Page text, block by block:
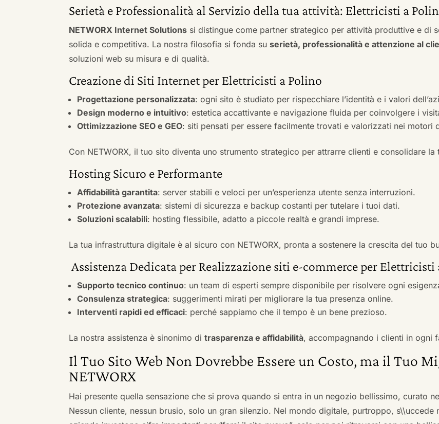
Serietà e Professionalità al Servizio della tua attività: Elettricisti a
NETWORX Internet Solutions si distingue come partner strategico per attività produttive e di
solida e competitiva. La nostra filosofia si fonda suserietà, professionalità e attenzione al
soluzioni web su misura e di qualità.
Creazione di Siti Internet per Elettricisti a Polino
Progettazione personalizzata: ogni sito è studiato per rispecchiare l’identità e i valori
Design moderno e intuitivo: estetica accattivante e navigazione fluida per coinvolgere i
Ottimizzazione SEO e GEO: siti pensati per essere facilmente trovati e valorizzati nei motori
Con NETWORX, il tuo sito diventa uno strumento strategico per attrarre clienti e consolidare la
Hosting Sicuro e Performante
Affidabilità garantita: server stabili e veloci per un’esperienza utente senza interruzioni.
Protezione avanzata: sistemi di sicurezza e backup costanti per tutelare i tuoi dati.
Soluzioni scalabili: hosting flessibile, adatto a piccole realtà e grandi imprese.
La tua infrastruttura digitale è al sicuro con NETWORX, pronta a sostenere la crescita del tuo
Assistenza Dedicata per Realizzazione siti e-commerce per Elettricisti
Supporto tecnico continuo: un team di esperti sempre disponibile per risolvere ogni
Consulenza strategica: suggerimenti mirati per migliorare la tua presenza online.
Interventi rapidi ed efficaci: perché sappiamo che il tempo è un bene prezioso.
La nostra assistenza è sinonimo ditrasparenza e affidabilità, accompagnando i clienti in ogni
Il Tuo Sito Web Non Dovrebbe Essere un Costo, ma il Tuo
NETWORX
Hai presente quella sensazione che si prova quando si entra in un negozio bellissimo, curato
Nessun cliente, nessun brusio, solo un gran silenzio. Nel mondo digitale, purtroppo,